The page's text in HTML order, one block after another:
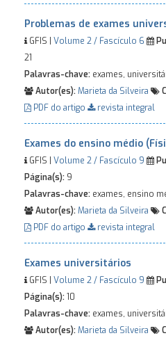
Problemas de exames
GFIS | Volume 2 / Fascículo 6
21
Palavras-chave: exames,
Autor(es):Marieta da Silveira
PDF do artigo
revista integral
Exames do ensino médio
GFIS | Volume 2 / Fascículo 9
Página(s): 9
Palavras-chave: exames, ensino
Autor(es):Marieta da Silveira
PDF do artigo
revista integral
Exames universitários
GFIS | Volume 2 / Fascículo 9
Página(s):10
Palavras-chave: exames,
Autor(es):Marieta da Silveira